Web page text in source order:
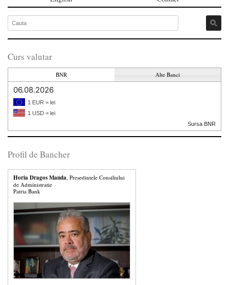
Curs valutar
BNR Alte Banci
06.08.2026
1 EUR = lei
1 USD = lei
Sursa BNR
Profil de Bancher
Horia Dragos Manda , Presedintele Consiliului
de Administratie
Patria Bank